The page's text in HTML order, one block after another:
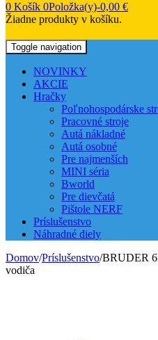
0 Košík 0Položka(y)-0,00 €
Žiadne produkty v košíku.
Toggle navigation
NOVINKY
AKCIE
Hračky
Poľnohospodárske
Pracovné stroje
Autá nákladné
Autá osobné
Pre najmenších
MINI séria
Bworld
Pre dievčatá
Pištole NERF
Príslušenstvo
Náhradné diely
Domov/Príslušenstvo/BRUDER
vodiča